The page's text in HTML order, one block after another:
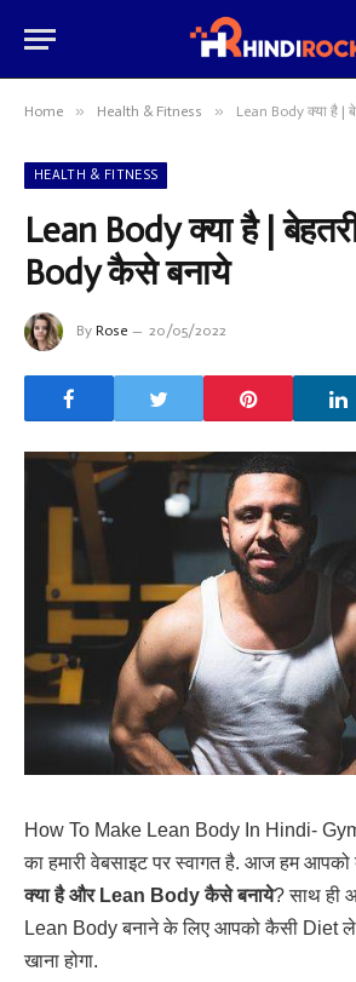
Home » Health & Fitness » Lean Body क्या है |
HEALTH & FITNESS
Lean Body क्या है |
Body कैसे बनाये
By Rose 20/05/2022
How To Make Lean Body In Hindi- Gym
का हमारी वेबसाइट पर स्वागत है. आज हम आपको
क्या है और Lean Body कैसे बनाये? साथ ही
Lean Body बनाने के लिए आपको कैसी Diet
खाना होगा.